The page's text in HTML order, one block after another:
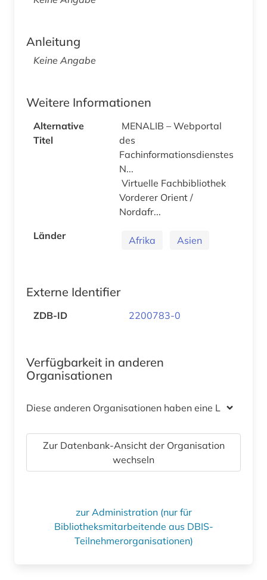
Anleitung
Keine Angabe
Weitere Informationen
Alternative
Titel
MENALIB – Webportal
des
Fachinformationsdienstes
N...
Virtuelle Fachbibliothek
Vorderer Orient /
Nordafr...
Länder
Afrika Asien
Externe Identifier
ZDB-ID 2200783-0
Verfügbarkeit in anderen
Organisationen
Diese anderen Organisationen haben eine Lizenz
Zur Datenbank-Ansicht der Organisation
wechseln
zur Administration (nur für
Bibliotheksmitarbeitende aus DBIS-
Teilnehmerorganisationen)